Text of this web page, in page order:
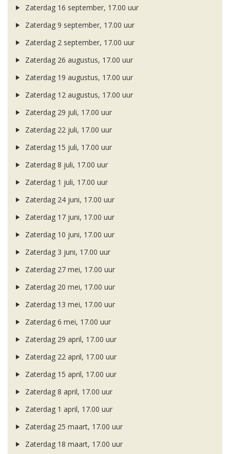
Zaterdag 16 september, 17.00 uur
Zaterdag 9 september, 17.00 uur
Zaterdag 2 september, 17.00 uur
Zaterdag 26 augustus, 17.00 uur
Zaterdag 19 augustus, 17.00 uur
Zaterdag 12 augustus, 17.00 uur
Zaterdag 29 juli, 17.00 uur
Zaterdag 22 juli, 17.00 uur
Zaterdag 15 juli, 17.00 uur
Zaterdag 8 juli, 17.00 uur
Zaterdag 1 juli, 17.00 uur
Zaterdag 24 juni, 17.00 uur
Zaterdag 17 juni, 17.00 uur
Zaterdag 10 juni, 17.00 uur
Zaterdag 3 juni, 17.00 uur
Zaterdag 27 mei, 17.00 uur
Zaterdag 20 mei, 17.00 uur
Zaterdag 13 mei, 17.00 uur
Zaterdag 6 mei, 17.00 uur
Zaterdag 29 april, 17.00 uur
Zaterdag 22 april, 17.00 uur
Zaterdag 15 april, 17.00 uur
Zaterdag 8 april, 17.00 uur
Zaterdag 1 april, 17.00 uur
Zaterdag 25 maart, 17.00 uur
Zaterdag 18 maart, 17.00 uur